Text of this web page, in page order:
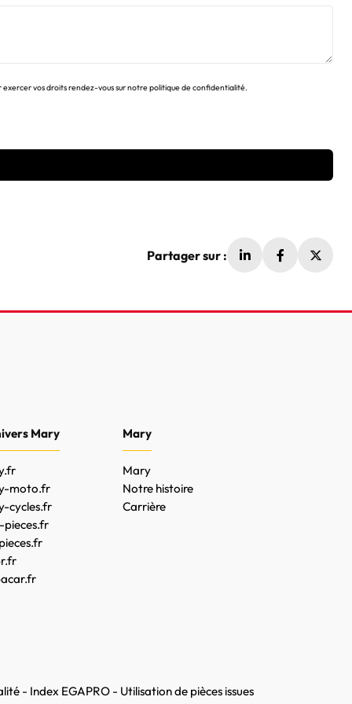
vos droits rendez-vous sur notre politique de confidentialité.
Partager sur :
Mary
moto.fr
cycles.fr
pieces.fr
Mary
Mary
Notre histoire
Carrière
- Index EGAPRO - Utilisation de pièces issues